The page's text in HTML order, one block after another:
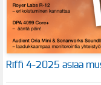
Riffi 4-2025 asiaa